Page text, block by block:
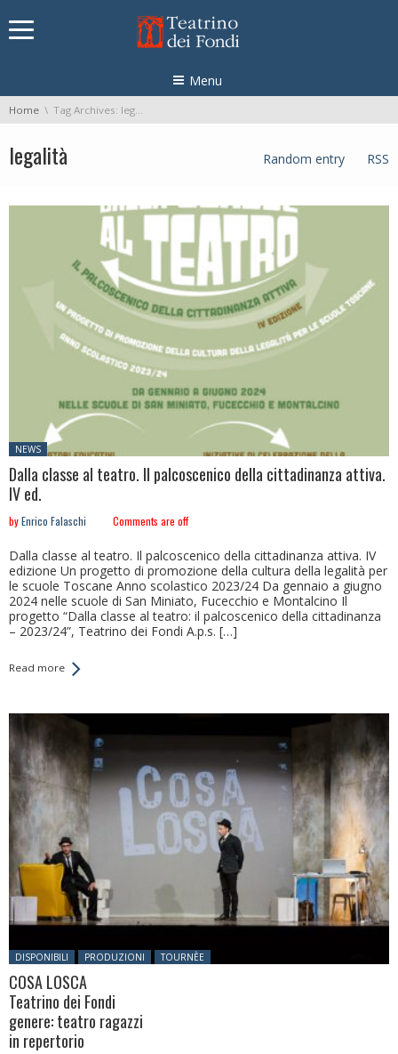
Menu
You are here:
Home Tag Archives: legalità
legalità Random entry RSS
Posted
in:
NEWS
Dalla classe al teatro. Il palcoscenico della cittadinanza attiva.
IV ed.
byEnrico Falaschi Comments are off
Dalla classe al teatro. Il palcoscenico della cittadinanza attiva. IV
edizione Un progetto di promozione della cultura della legalità per
le scuole Toscane Anno scolastico 2023/24 Da gennaio a giugno
2024 nelle scuole di San Miniato, Fucecchio e Montalcino Il
progetto “Dalla classe al teatro: il palcoscenico della cittadinanza
– 2023/24”, Teatrino dei Fondi A.p.s. […]
Read more
Posted in:
DISPONIBILI PRODUZIONI TOURNÈE
COSA LOSCA
Teatrino dei Fondi
genere: teatro ragazzi
in repertorio